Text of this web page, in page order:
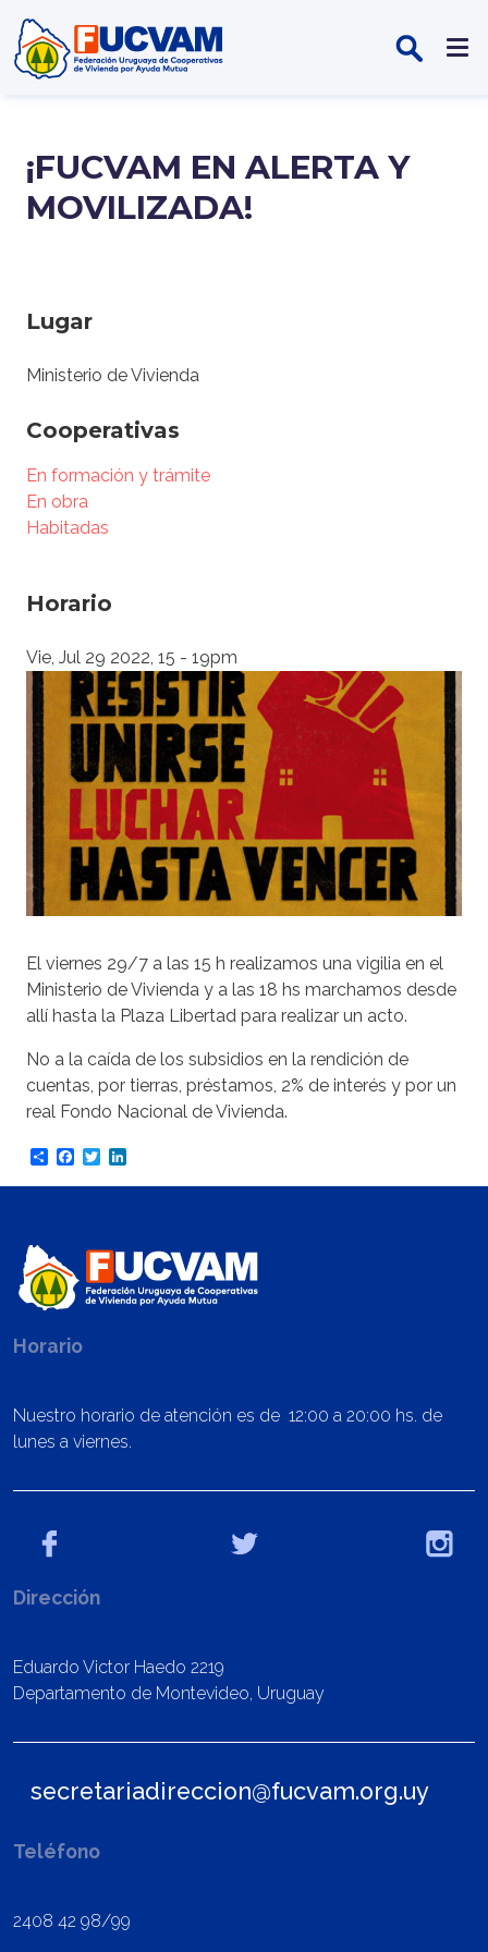
¡FUCVAM EN ALERTA Y
MOVILIZADA!
Lugar
Ministerio de Vivienda
Cooperativas
En formación y trámite
En obra
Habitadas
Horario
Vie, Jul 29 2022, 15 - 19pm
El viernes 29/7 a las 15 h realizamos una vigilia en el
Ministerio de Vivienda y a las 18 hs marchamos desde
allí hasta la Plaza Libertad para realizar un acto.
No a la caída de los subsidios en la rendición de
cuentas, por tierras, préstamos, 2% de interés y por un
real Fondo Nacional de Vivienda.
ShareFacebook
Twitter
Horario
Nuestro horario de atención es de 12:00 a 20:00 hs. de
lunes a viernes.
Dirección
Eduardo Victor Haedo 2219
Departamento de Montevideo, Uruguay
secretariadireccion@fucvam.org.uy
Teléfono
2408 42 98/99